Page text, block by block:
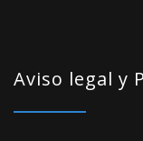
Aviso legal y